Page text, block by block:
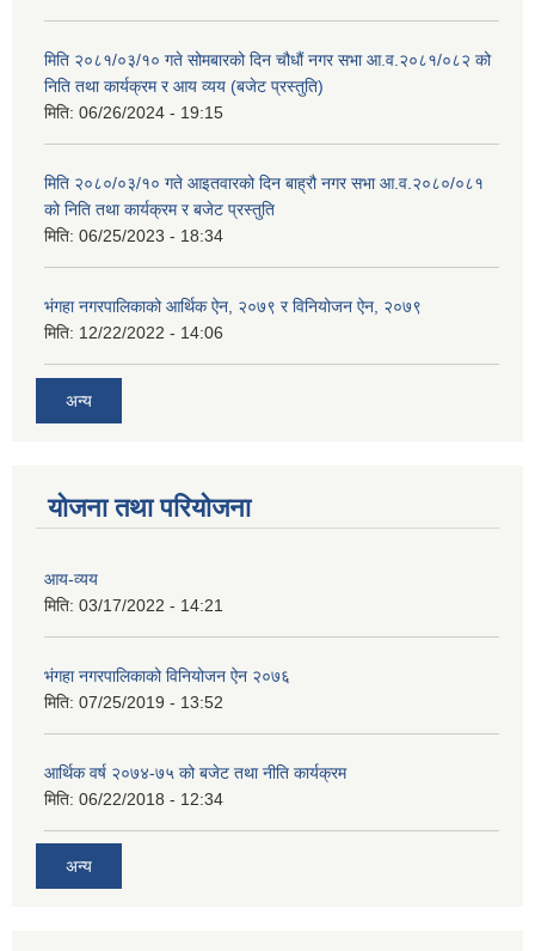
मिति २०८१/०३/१० गते सोमबारको दिन चौधौं नगर सभा आ.व.२०८१/०८२ को
निति तथा कार्यक्रम र आय व्यय (बजेट प्रस्तुति)
मिति: 06/26/2024 - 19:15
मिति २०८०/०३/१० गते आइतवारको दिन बाह्रौ नगर सभा आ.व.२०८०/०८१
को निति तथा कार्यक्रम र बजेट प्रस्तुति
मिति: 06/25/2023 - 18:34
भंगहा नगरपालिकाको आर्थिक ऐन, २०७९ र विनियोजन ऐन, २०७९
मिति: 12/22/2022 - 14:06
अन्य
योजना तथा परियोजना
आय-व्यय
मिति: 03/17/2022 - 14:21
भंगहा नगरपालिकाको विनियोजन ऐन २०७६
मिति: 07/25/2019 - 13:52
आर्थिक वर्ष २०७४-७५ को बजेट तथा नीति कार्यक्रम
मिति: 06/22/2018 - 12:34
अन्य